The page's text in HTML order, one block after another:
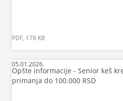
PDF, 178 KB
05.01.2026.
Opšte informacije - Senior keš
primanja do 100.000 RSD